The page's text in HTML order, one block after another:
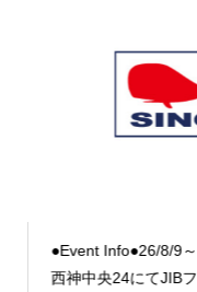
●Event Info●26/8/9
西神中央24にてJIB